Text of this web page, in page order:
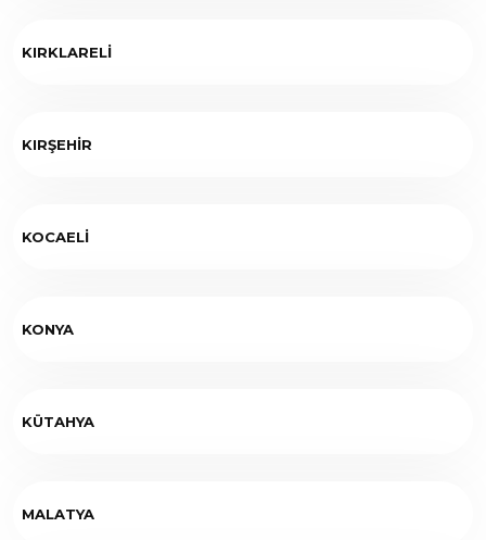
KIRKLARELİ
KIRŞEHİR
KOCAELİ
KONYA
KÜTAHYA
MALATYA